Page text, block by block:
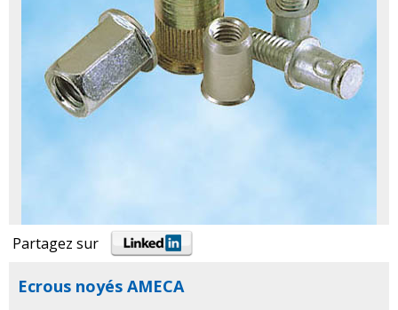
Partagez sur
Ecrous noyés AMECA